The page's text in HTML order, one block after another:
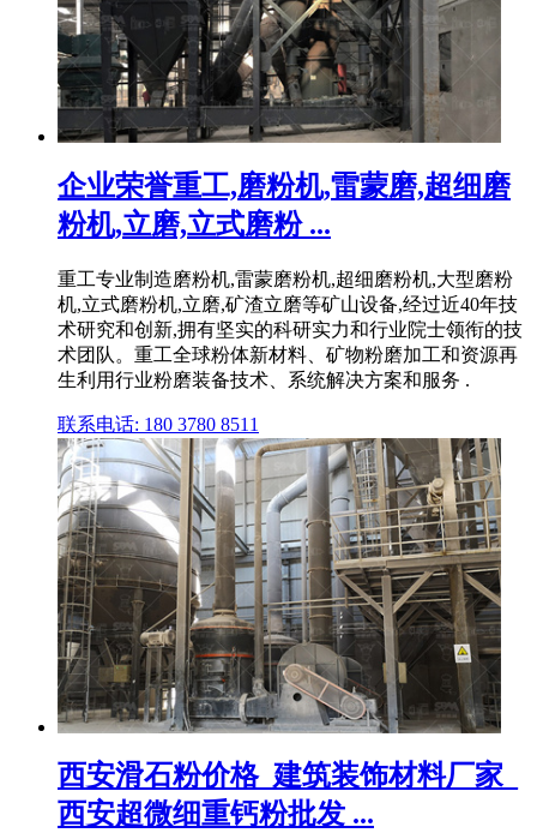
企业荣誉重工,磨粉机,雷蒙磨,超细磨
粉机,立磨,立式磨粉 ...
重工专业制造磨粉机,雷蒙磨粉机,超细磨粉机,大型磨粉
机,立式磨粉机,立磨,矿渣立磨等矿山设备,经过近40年技
术研究和创新,拥有坚实的科研实力和行业院士领衔的技
术团队。重工全球粉体新材料、矿物粉磨加工和资源再
生利用行业粉磨装备技术、系统解决方案和服务 .
联系电话: 180 3780 8511
西安滑石粉价格_建筑装饰材料厂家_
西安超微细重钙粉批发 ...